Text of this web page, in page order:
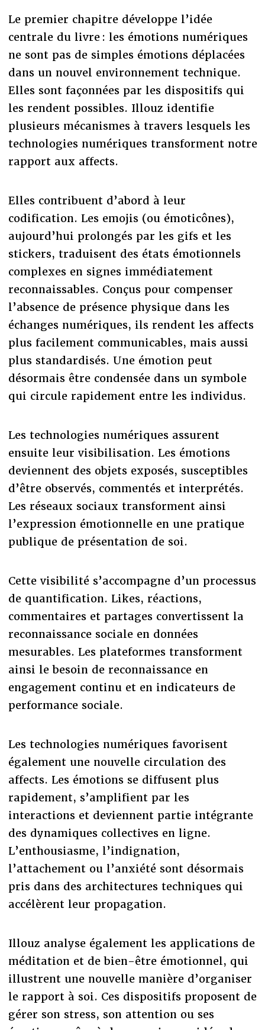
Le premier chapitre développe l’idée
centrale du livre : les émotions numériques
ne sont pas de simples émotions déplacées
dans un nouvel environnement technique.
Elles sont façonnées par les dispositifs qui
les rendent possibles. Illouz identifie
plusieurs mécanismes à travers lesquels les
technologies numériques transforment notre
rapport aux affects.
Elles contribuent d’abord à leur
codification. Les emojis (ou émoticônes),
aujourd’hui prolongés par les gifs et les
stickers, traduisent des états émotionnels
complexes en signes immédiatement
reconnaissables. Conçus pour compenser
l’absence de présence physique dans les
échanges numériques, ils rendent les affects
plus facilement communicables, mais aussi
plus standardisés. Une émotion peut
désormais être condensée dans un symbole
qui circule rapidement entre les individus.
Les technologies numériques assurent
ensuite leur visibilisation. Les émotions
deviennent des objets exposés, susceptibles
d’être observés, commentés et interprétés.
Les réseaux sociaux transforment ainsi
l’expression émotionnelle en une pratique
publique de présentation de soi.
Cette visibilité s’accompagne d’un processus
de quantification. Likes, réactions,
commentaires et partages convertissent la
reconnaissance sociale en données
mesurables. Les plateformes transforment
ainsi le besoin de reconnaissance en
engagement continu et en indicateurs de
performance sociale.
Les technologies numériques favorisent
également une nouvelle circulation des
affects. Les émotions se diffusent plus
rapidement, s’amplifient par les
interactions et deviennent partie intégrante
des dynamiques collectives en ligne.
L’enthousiasme, l’indignation,
l’attachement ou l’anxiété sont désormais
pris dans des architectures techniques qui
accélèrent leur propagation.
Illouz analyse également les applications de
méditation et de bien-être émotionnel, qui
illustrent une nouvelle manière d’organiser
le rapport à soi. Ces dispositifs proposent de
gérer son stress, son attention ou ses